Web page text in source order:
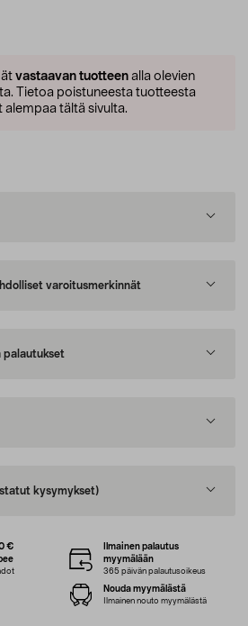
vastaavan tuotteenalla olevien
Tietoa poistuneesta tuotteesta
alempaa tältä sivulta.
varoitusmerkinnät
palautukset
kysymykset)
€
Ilmainen palautus
myymälään
365 päivän palautusoikeus
Nouda myymälästä
Ilmainen nouto myymälästä